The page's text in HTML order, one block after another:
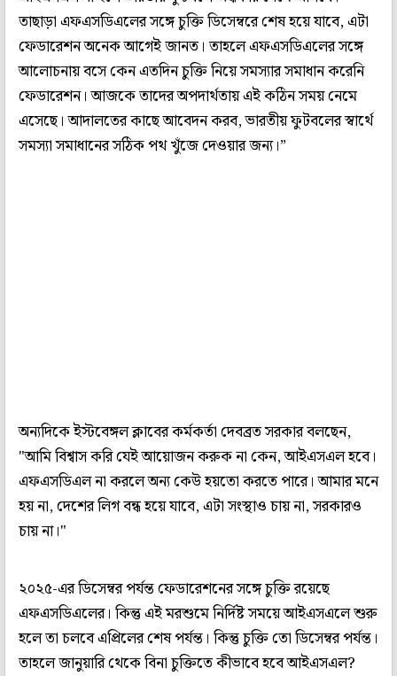
তাছাড়া এফএসডিএলের সঙ্গে চুক্তি ডিসেম্বরে শেষ হয়ে যাবে, এটা
ফেডারেশন অনেক আগেই জানত। তাহলে এফএসডিএলের সঙ্গে
আলোচনায় বসে কেন এতদিন চুক্তি নিয়ে সমস‍্যার সমাধান করেনি
ফেডারেশন। আজকে তাদের অপদার্থতায় এই কঠিন সময় নেমে
এসেছে। আদালতের কাছে আবেদন করব, ভারতীয় ফুটবলের স্বার্থে
সমস্যা সমাধানের সঠিক পথ খুঁজে দেওয়ার জন‍্য।”
অন্যদিকে ইস্টবেঙ্গল ক্লাবের কর্মকর্তা দেবব্রত সরকার বলছেন,
"আমি বিশ্বাস করি যেই আয়োজন করুক না কেন, আইএসএল হবে।
এফএসডিএল না করলে অন্য কেউ হয়তো করতে পারে। আমার মনে
হয় না, দেশের লিগ বন্ধ হয়ে যাবে, এটা সংস্থাও চায় না, সরকারও
চায় না।"
২০২৫-এর ডিসেম্বর পর্যন্ত ফেডারেশনের সঙ্গে চুক্তি রয়েছে
এফএসডিএলের। কিন্তু এই মরশুমে নির্দিষ্ট সময়ে আইএসএলে শুরু
হলে তা চলবে এপ্রিলের শেষ পর্যন্ত। কিন্তু চুক্তি তো ডিসেম্বর পর্যন্ত।
তাহলে জানুয়ারি থেকে বিনা চুক্তিতে কীভাবে হবে আইএসএল?